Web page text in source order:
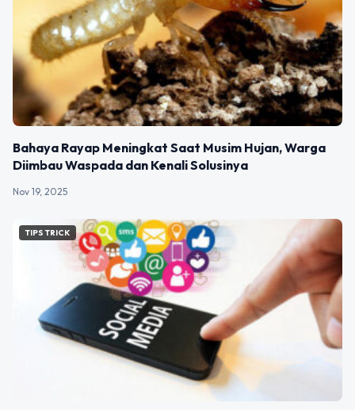
Bahaya Rayap Meningkat Saat Musim Hujan, Warga
Diimbau Waspada dan Kenali Solusinya
Nov 19, 2025
TIPS TRICK